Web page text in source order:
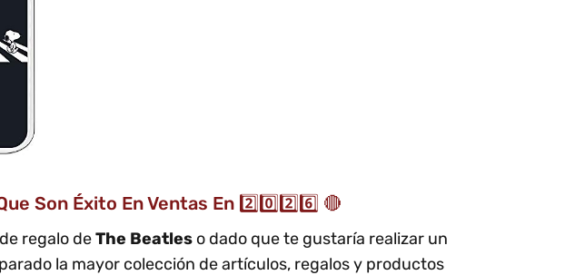
Son Éxito En Ventas En 2️⃣0️⃣2️⃣6️⃣ 🔴
regalo deThe Beatles o dado que te gustaría realizar un
la mayor colección de artículos, regalos y productos